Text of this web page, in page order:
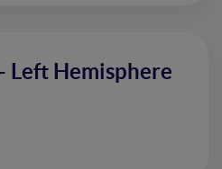
Left Hemisphere